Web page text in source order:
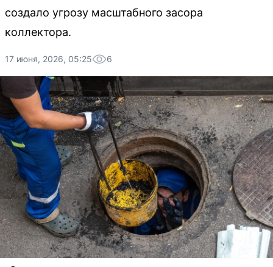
создало угрозу масштабного засора
коллектора.
17 июня, 2026, 05:25 6